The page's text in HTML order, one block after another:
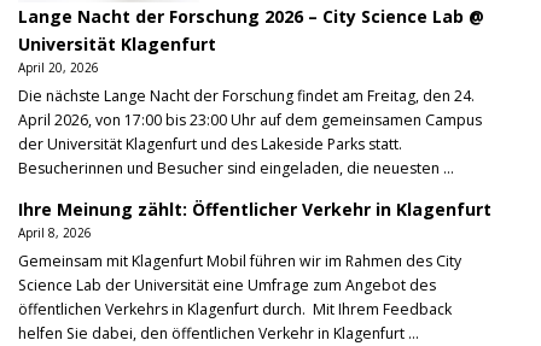
Lange Nacht der Forschung 2026 – City Science Lab @
Universität Klagenfurt
April 20, 2026
Die nächste Lange Nacht der Forschung findet am Freitag, den 24.
April 2026, von 17:00 bis 23:00 Uhr auf dem gemeinsamen Campus
der Universität Klagenfurt und des Lakeside Parks statt.
Besucherinnen und Besucher sind eingeladen, die neuesten ...
Ihre Meinung zählt: Öffentlicher Verkehr in Klagenfurt
April 8, 2026
Gemeinsam mit Klagenfurt Mobil führen wir im Rahmen des City
Science Lab der Universität eine Umfrage zum Angebot des
öffentlichen Verkehrs in Klagenfurt durch. Mit Ihrem Feedback
helfen Sie dabei, den öffentlichen Verkehr in Klagenfurt ...